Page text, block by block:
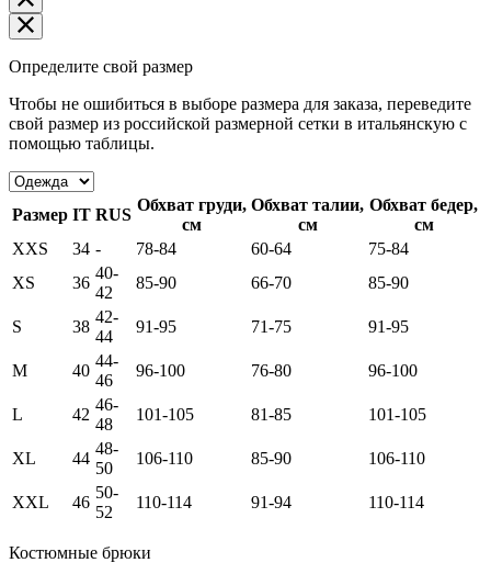
Определите свой размер
Чтобы не ошибиться в выборе размера для заказа, переведите
свой размер из российской размерной сетки в итальянскую с
помощью таблицы.
Размер IT RUS
Обхват груди,
см
Обхват талии,
см
Обхват бедер,
см
XXS
34 - 78-84 60-64
75-84
XS
36
40-
42
85-90 66-70 85-90
S 38
42-
44
91-95 71-75 91-95
M 40
44-
46
96-100 76-80 96-100
L 42
46-
48
101-105 81-85 101-105
XL 44
48-
50
106-110 85-90 106-110
XXL 46
50-
52
110-114 91-94 110-114
Костюмные брюки